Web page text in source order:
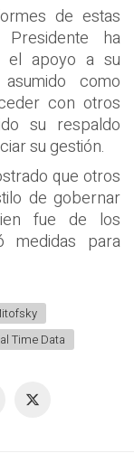
de estas
ha
el apoyo a su
como
con otros
su respaldo
su gestión.
que otros
de gobernar
fue de los
medidas para
Time Data